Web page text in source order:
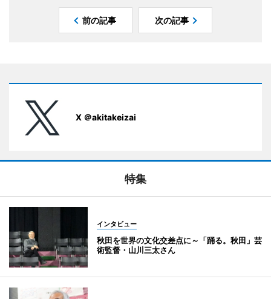
前の記事 次の記事
X ＠akitakeizai
特集
インタビュー
秋田を世界の文化交差点に～「踊る。秋田」芸
術監督・山川三太さん